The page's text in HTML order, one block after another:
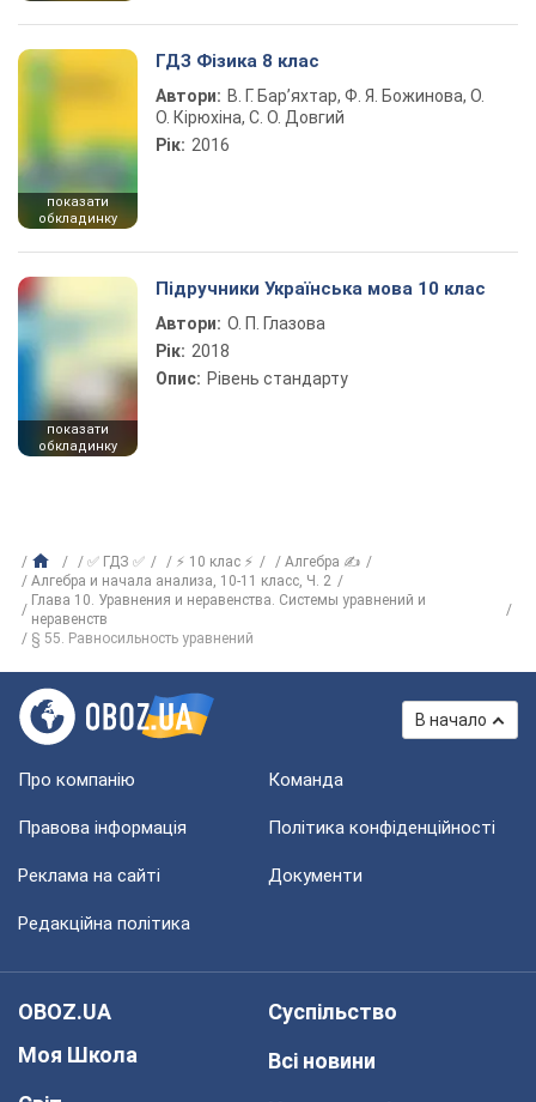
показати
обкладинку
ГДЗ Фізика 8 клас
Автори: В. Г. Бар’яхтар, Ф. Я. Божинова, О.
О. Кірюхіна, С. О. Довгий
Рік: 2016
показати
обкладинку
Підручники Українська мова 10 клас
Автори: О. П. Глазова
Рік: 2018
Опис: Рівень стандарту
✅ ГДЗ ✅ ⚡ 10 клас ⚡
Алгебра ✍
Алгебра и начала анализа, 10-11 класс, Ч. 2
Глава 10. Уравнения и неравенства. Системы уравнений и
неравенств
§ 55. Равносильность уравнений
В начало
Про компанію Команда
Правова інформація Політика конфіденційності
Реклама на сайті Документи
Редакційна політика
OBOZ.UA
Моя Школа
Суспільство
Всі новини